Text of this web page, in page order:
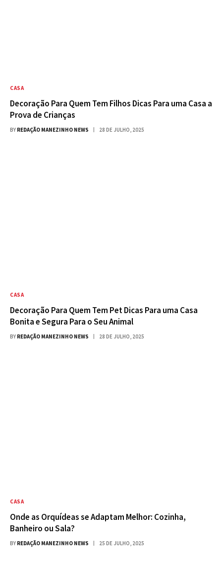
CASA
Decoração Para Quem Tem Filhos Dicas Para uma Casa a
Prova de Crianças
BY REDAÇÃO MANEZINHO NEWS 28 DE JULHO, 2025
CASA
Decoração Para Quem Tem Pet Dicas Para uma Casa
Bonita e Segura Para o Seu Animal
BY REDAÇÃO MANEZINHO NEWS 28 DE JULHO, 2025
CASA
Onde as Orquídeas se Adaptam Melhor: Cozinha,
Banheiro ou Sala?
BY REDAÇÃO MANEZINHO NEWS 25 DE JULHO, 2025